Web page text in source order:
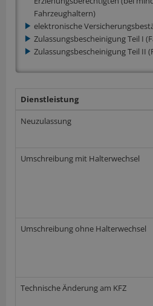
Fahrzeughaltern)
elektronische
Zulassungsbescheinigung Teil I
Zulassungsbescheinigung Teil II
Dienstleistung
Neuzulassung
Umschreibung mit Halterwechsel
Umschreibung ohne Halterwechsel
Technische Änderung am KFZ